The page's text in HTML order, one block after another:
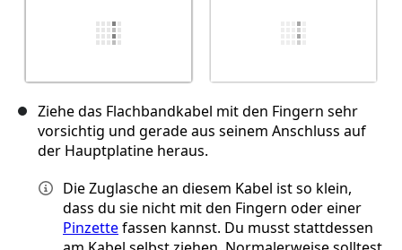
Ziehe das Flachbandkabel mit den Fingern sehr
vorsichtig und gerade aus seinem Anschluss auf
der Hauptplatine heraus.
Die Zuglasche an diesem Kabel ist so klein,
dass du sie nicht mit den Fingern oder einer
Pinzettefassen kannst. Du musst stattdessen